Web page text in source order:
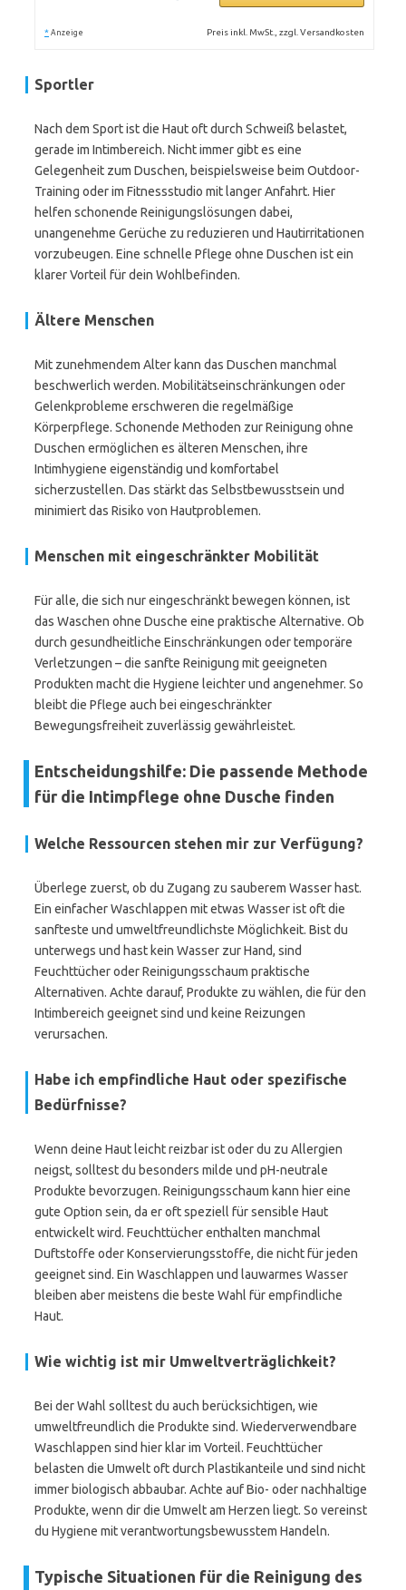
* Anzeige Preis inkl. MwSt., zzgl. Versandkosten
Sportler
Nach dem Sport ist die Haut oft durch Schweiß belastet,
gerade im Intimbereich. Nicht immer gibt es eine
Gelegenheit zum Duschen, beispielsweise beim Outdoor-
Training oder im Fitnessstudio mit langer Anfahrt. Hier
helfen schonende Reinigungslösungen dabei,
unangenehme Gerüche zu reduzieren und Hautirritationen
vorzubeugen. Eine schnelle Pflege ohne Duschen ist ein
klarer Vorteil für dein Wohlbefinden.
Ältere Menschen
Mit zunehmendem Alter kann das Duschen manchmal
beschwerlich werden. Mobilitätseinschränkungen oder
Gelenkprobleme erschweren die regelmäßige
Körperpflege. Schonende Methoden zur Reinigung ohne
Duschen ermöglichen es älteren Menschen, ihre
Intimhygiene eigenständig und komfortabel
sicherzustellen. Das stärkt das Selbstbewusstsein und
minimiert das Risiko von Hautproblemen.
Menschen mit eingeschränkter Mobilität
Für alle, die sich nur eingeschränkt bewegen können, ist
das Waschen ohne Dusche eine praktische Alternative. Ob
durch gesundheitliche Einschränkungen oder temporäre
Verletzungen – die sanfte Reinigung mit geeigneten
Produkten macht die Hygiene leichter und angenehmer. So
bleibt die Pflege auch bei eingeschränkter
Bewegungsfreiheit zuverlässig gewährleistet.
Entscheidungshilfe: Die passende Methode
für die Intimpflege ohne Dusche finden
Welche Ressourcen stehen mir zur Verfügung?
Überlege zuerst, ob du Zugang zu sauberem Wasser hast.
Ein einfacher Waschlappen mit etwas Wasser ist oft die
sanfteste und umweltfreundlichste Möglichkeit. Bist du
unterwegs und hast kein Wasser zur Hand, sind
Feuchttücher oder Reinigungsschaum praktische
Alternativen. Achte darauf, Produkte zu wählen, die für den
Intimbereich geeignet sind und keine Reizungen
verursachen.
Habe ich empfindliche Haut oder spezifische
Bedürfnisse?
Wenn deine Haut leicht reizbar ist oder du zu Allergien
neigst, solltest du besonders milde und pH-neutrale
Produkte bevorzugen. Reinigungsschaum kann hier eine
gute Option sein, da er oft speziell für sensible Haut
entwickelt wird. Feuchttücher enthalten manchmal
Duftstoffe oder Konservierungsstoffe, die nicht für jeden
geeignet sind. Ein Waschlappen und lauwarmes Wasser
bleiben aber meistens die beste Wahl für empfindliche
Haut.
Wie wichtig ist mir Umweltverträglichkeit?
Bei der Wahl solltest du auch berücksichtigen, wie
umweltfreundlich die Produkte sind. Wiederverwendbare
Waschlappen sind hier klar im Vorteil. Feuchttücher
belasten die Umwelt oft durch Plastikanteile und sind nicht
immer biologisch abbaubar. Achte auf Bio- oder nachhaltige
Produkte, wenn dir die Umwelt am Herzen liegt. So vereinst
du Hygiene mit verantwortungsbewusstem Handeln.
Typische Situationen für die Reinigung des